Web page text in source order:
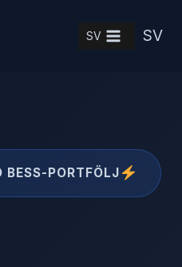
SV SV
BESS-PORTFÖLJ